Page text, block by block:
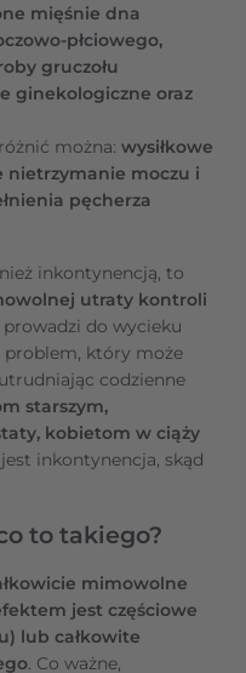
mięśnie dna
płciowego,
gruczołu
ginekologiczne oraz
można: wysiłkowe
nietrzymanie moczu i
pęcherza
inkontynencją, to
utraty kontroli
prowadzi do wycieku
problem, który może
codzienne
starszym,
kobietom w ciąży
inkontynencja, skąd
to takiego?
mimowolne
jest częściowe
lub całkowite
. Co ważne,